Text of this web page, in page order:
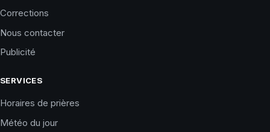
Corrections
Nous contacter
Publicité
SERVICES
Horaires de prières
Météo du jour